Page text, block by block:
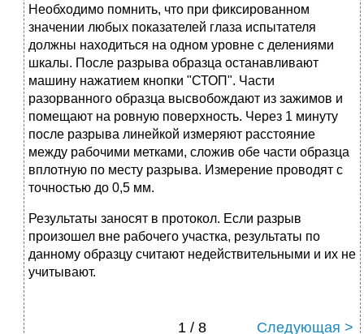
Необходимо помнить, что при фиксированном
значении любых показателей глаза испытателя
должны находиться на одном уровне с делениями
шкалы. После разрыва образца останавливают
машину нажатием кнопки "СТОП". Части
разорванного образца высвобождают из зажимов и
помещают на ровную поверхность. Через 1 минуту
после разрыва линейкой измеряют расстояние
между рабочими метками, сложив обе части образца
вплотную по месту разрыва. Измерение проводят с
точностью до 0,5 мм.
Результаты заносят в протокол. Если разрыв
произошел вне рабочего участка, результаты по
данному образцу считают недействительными и их не
учитывают.
1 / 8 Следующая >